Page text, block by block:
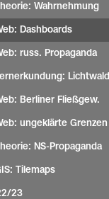
Wahrnehmung
Dashboards
russ. Propaganda
Lichtwald
Berliner Fließgew.
ungeklärte Grenzen
NS-Propaganda
Tilemaps
23